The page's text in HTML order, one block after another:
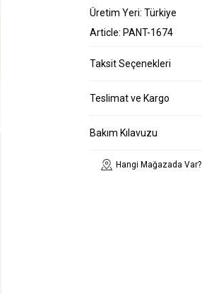
Üretim Yeri: Türkiye
Article: PANT-1674
Taksit Seçenekleri
Teslimat ve Kargo
Bakım Kılavuzu
Hangi Mağazada Var?